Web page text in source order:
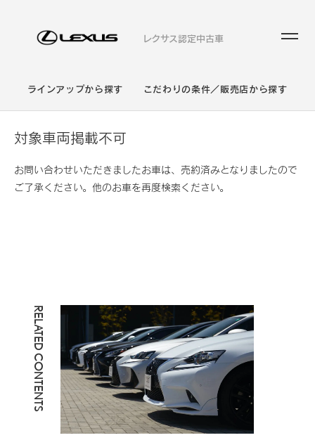
レクサス認定中古車
ラインアップから探す こだわりの条件／販売店から探す
対象車両掲載不可
お問い合わせいただきましたお車は、売約済みとなりましたので
ご了承ください。他のお車を再度検索ください。
RELATED CONTENTS